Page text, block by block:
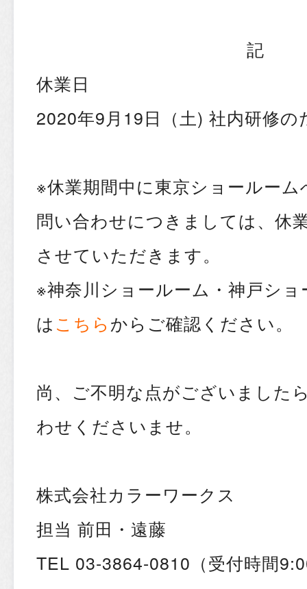
記
休業日
2020年9月19日（土) 社内研修の
※休業期間中に東京ショールー
問い合わせにつきましては、休
させていただきます。
※神奈川ショールーム・神戸シ
はこちらからご確認ください。
尚、ご不明な点がございました
わせくださいませ。
株式会社カラーワークス
担当 前田・遠藤
TEL 03-3864-0810（受付時間